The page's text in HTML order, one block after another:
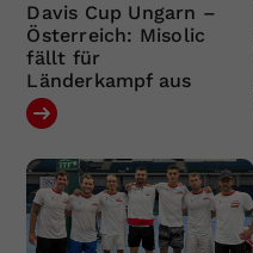
Davis Cup Ungarn –
Österreich: Misolic
fällt für
Länderkampf aus